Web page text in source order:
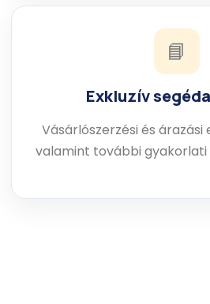
📘
Exkluzív
Vásárlószerzési és
valamint további gyakorlati